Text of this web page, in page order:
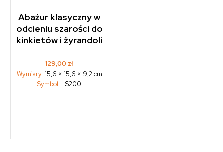
Abażur klasyczny w
odcieniu szarości do
kinkietów i żyrandoli
129,00 zł
Wymiary: 15,6 × 15,6 × 9,2 cm
Symbol: LS200